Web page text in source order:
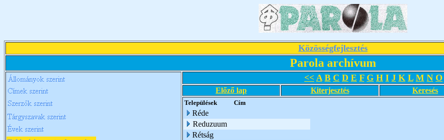
Közösségfejlesztés
Parola archívum
<< A B C D E F G H I J K L M N O
Előző lap Kiterjesztés Keresés
Települések Cím
Réde
Reduzuum
Rétság